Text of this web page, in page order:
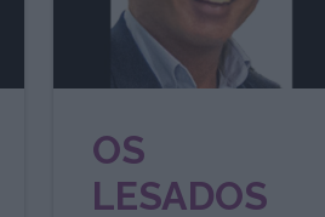
OS
LESADOS